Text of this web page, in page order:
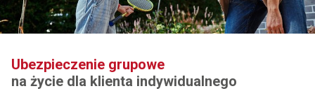
Ubezpieczenie grupowe
na życie dla klienta indywidualnego